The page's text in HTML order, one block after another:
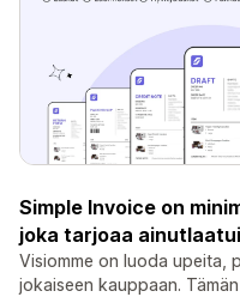
Simple Invoice on
joka tarjoaa
Visiomme on luoda upeita,
jokaiseen kauppaan.